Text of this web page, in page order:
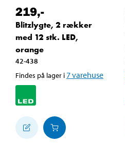
219,-
Blitzlygte, 2 rækker
med 12 stk. LED,
orange
42-438
Findes på lager i7varehuse